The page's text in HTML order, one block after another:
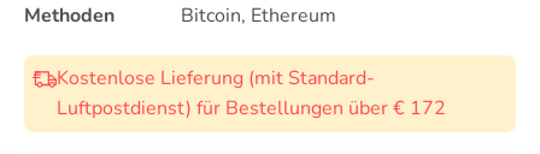
Methoden
Bitcoin, Ethereum
Kostenlose Lieferung (mit Standard-
Luftpostdienst) für Bestellungen über € 172